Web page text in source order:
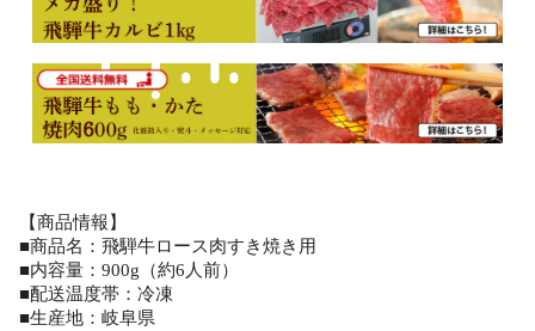
【商品情報】
■商品名：飛騨牛ロース肉すき焼き用
■内容量：900g（約6人前）
■配送温度帯：冷凍
■生産地：岐阜県